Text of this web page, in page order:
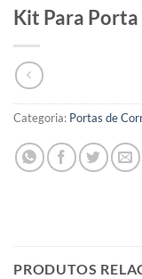
Kit Para
Categoria: Portas de
PRODUTOS